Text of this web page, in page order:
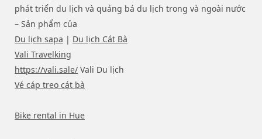
phát triển du lịch và quảng bá du lịch trong và ngoài nước
– Sản phẩm của
Du lịch sapa | Du lịch Cát Bà
Vali Travelking
https://vali.sale/ Vali Du lịch
Vé cáp treo cát bà
Bike rental in Hue